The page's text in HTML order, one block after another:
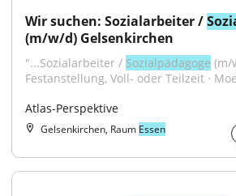
Wir suchen: Sozialarbeiter /
(m/w/d) Gelsenkirchen
"...Sozialarbeiter / Sozialpädagoge (m/
Festanstellung, Voll- oder Teilzeit ·
Atlas-Perspektive
Gelsenkirchen, Raum Essen